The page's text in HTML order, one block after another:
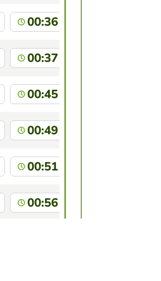
00:36
00:37
00:45
00:49
00:51
00:56